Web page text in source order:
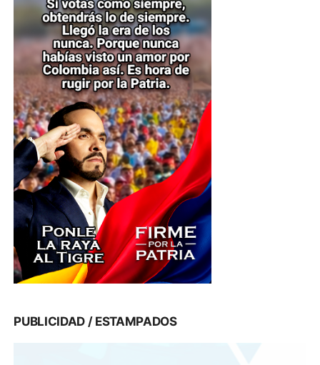
PUBLICIDAD / ESTAMPADOS